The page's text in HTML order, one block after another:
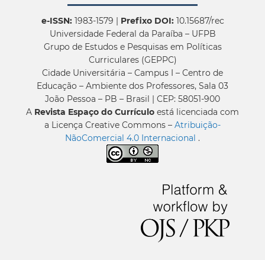
e-ISSN:1983-1579 | Prefixo DOI:10.15687/rec
Universidade Federal da Paraíba – UFPB
Grupo de Estudos e Pesquisas em Políticas
Curriculares (GEPPC)
Cidade Universitária – Campus I – Centro de
Educação – Ambiente dos Professores, Sala 03
João Pessoa – PB – Brasil | CEP: 58051-900
A Revista Espaço do Currículo está licenciada com
a Licença Creative Commons – Atribuição-
NãoComercial 4.0 Internacional .